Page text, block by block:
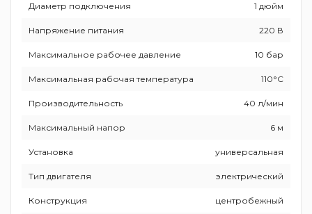
Диаметр подключения 1 дюйм
Напряжение питания 220 В
Максимальное рабочее давление 10 бар
Максимальная рабочая температура 110°C
Производительность 40 л/мин
Максимальный напор 6 м
Установка универсальная
Тип двигателя электрический
Конструкция центробежный